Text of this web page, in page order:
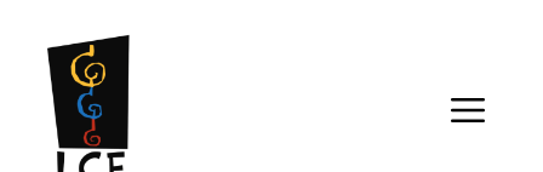
contenido